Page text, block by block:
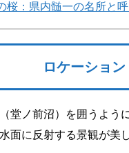
桜：県内髄一の名所と
ロケーション
堂ノ前沼）を囲うよう
面に反射する景観が美し